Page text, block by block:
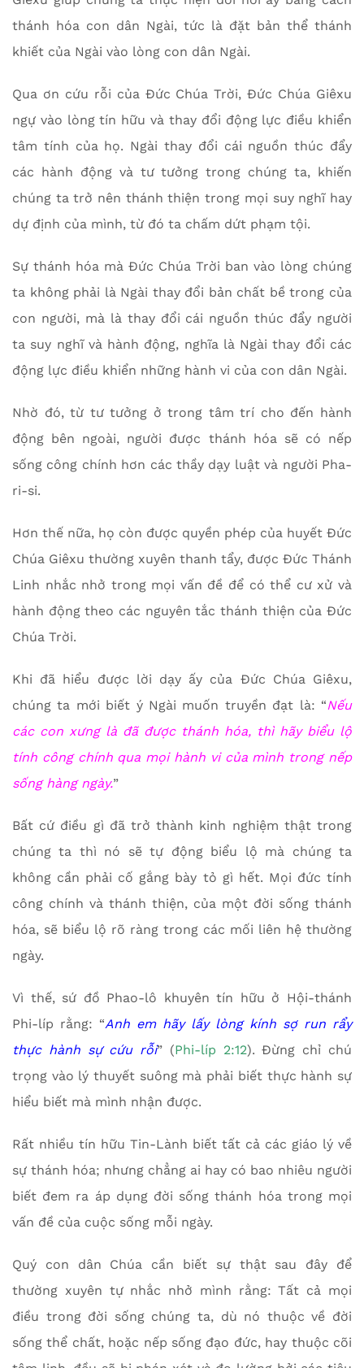
thánh hóa con dân Ngài, tức là đặt bản thể thánh
khiết của Ngài vào lòng con dân Ngài.
Qua ơn cứu rỗi của Đức Chúa Trời, Đức Chúa Giêxu
ngự vào lòng tín hữu và thay đổi động lực điều khiển
tâm tính của họ. Ngài thay đổi cái nguồn thúc đẩy
các hành động và tư tưởng trong chúng ta, khiến
chúng ta trở nên thánh thiện trong mọi suy nghĩ hay
dự định của mình, từ đó ta chấm dứt phạm tội.
Sự thánh hóa mà Đức Chúa Trời ban vào lòng chúng
ta không phải là Ngài thay đổi bản chất bề trong của
con người, mà là thay đổi cái nguồn thúc đẩy người
ta suy nghĩ và hành động, nghĩa là Ngài thay đổi các
động lực điều khiển những hành vi của con dân Ngài.
Nhờ đó, từ tư tưởng ở trong tâm trí cho đến hành
động bên ngoài, người được thánh hóa sẽ có nếp
sống công chính hơn các thầy dạy luật và người Pha-
ri-si.
Hơn thế nữa, họ còn được quyền phép của huyết Đức
Chúa Giêxu thường xuyên thanh tẩy, được Đức Thánh
Linh nhắc nhở trong mọi vấn đề để có thể cư xử và
hành động theo các nguyên tắc thánh thiện của Đức
Chúa Trời.
Khi đã hiểu được lời dạy ấy của Đức Chúa Giêxu,
chúng ta mới biết ý Ngài muốn truyền đạt là: “Nếu
các con xưng là đã được thánh hóa, thì hãy biểu lộ
tính công chính qua mọi hành vi của mình trong nếp
sống hàng ngày.”
Bất cứ điều gì đã trở thành kinh nghiệm thật trong
chúng ta thì nó sẽ tự động biểu lộ mà chúng ta
không cần phải cố gắng bày tỏ gì hết. Mọi đức tính
công chính và thánh thiện, của một đời sống thánh
hóa, sẽ biểu lộ rõ ràng trong các mối liên hệ thường
ngày.
Vì thế, sứ đồ Phao-lô khuyên tín hữu ở Hội-thánh
Phi-líp rằng: “Anh em hãy lấy lòng kính sợ run rẩy
thực hành sự cứu rỗi” (Phi-líp 2:12). Đừng chỉ chú
trọng vào lý thuyết suông mà phải biết thực hành sự
hiểu biết mà mình nhận được.
Rất nhiều tín hữu Tin-Lành biết tất cả các giáo lý về
sự thánh hóa; nhưng chẳng ai hay có bao nhiêu người
biết đem ra áp dụng đời sống thánh hóa trong mọi
vấn đề của cuộc sống mỗi ngày.
Quý con dân Chúa cần biết sự thật sau đây để
thường xuyên tự nhắc nhở mình rằng: Tất cả mọi
điều trong đời sống chúng ta, dù nó thuộc về đời
sống thể chất, hoặc nếp sống đạo đức, hay thuộc cõi